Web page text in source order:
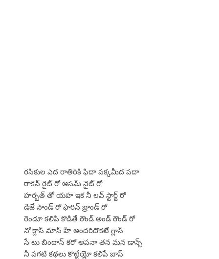
రసికుల ఎద రాతిరికి ఫిదా పక్కమీద పదా
రాకెన్ రైట్ రో ఆసమ్ నైట్ రో
హర్బత్ తో యహ ఇక నీ లవ్ స్టార్ట్ రో
డిజే సౌండ్ రో ఫారిన్ బ్రాండ్ రో
రెండూ కలిపి కొడితే రౌండ్ అండ్ రౌండ్ రో
నో క్లాస్ మాస్ హే అందరిదొకటే గ్లాస్
సే టు బిందాస్ కరో అపనా తన మన డాన్స్
నీ పగటి కథలు కొట్టేయ్లో కలిపే బాస్